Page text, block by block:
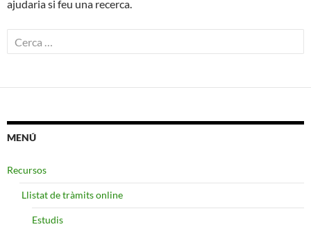
ajudaria si feu una recerca.
Cerca:
MENÚ
Recursos
​ Llistat de tràmits online
Estudis